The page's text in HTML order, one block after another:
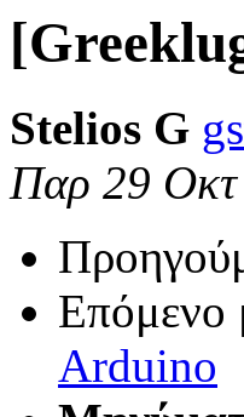
Stelios G
Παρ 29
Επόμενο
Arduino